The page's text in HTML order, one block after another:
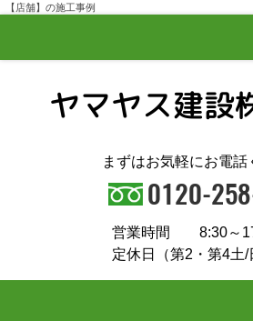
【店舗】の施工事例
サイトマップ
まずはお気軽にお電話
営業時間
8:30～
定休日（第2・第4土/